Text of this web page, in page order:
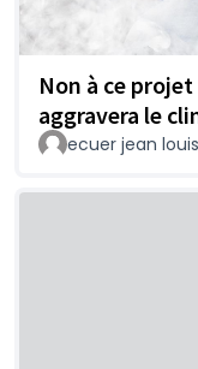
Non à ce
aggravera le
ecuer jean louis